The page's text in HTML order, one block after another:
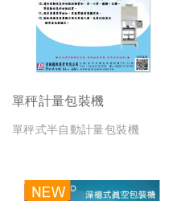
單秤計量包裝機
單秤式半自動計量包裝機